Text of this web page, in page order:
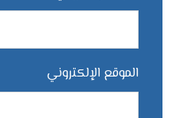
الموقع الإلكتروني